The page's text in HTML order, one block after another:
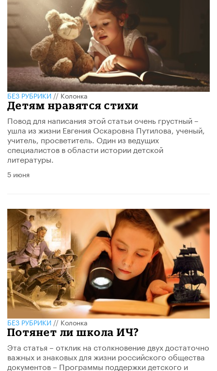
БЕЗ РУБРИКИ//Колонка
Детям нравятся стихи
Повод для написания этой статьи очень грустный –
ушла из жизни Евгения Оскаровна Путилова, ученый,
учитель, просветитель. Один из ведущих
специалистов в области истории детской
литературы.
5 июня
БЕЗ РУБРИКИ//Колонка
Потянет ли школа ИЧ?
Эта статья – отклик на столкновение двух достаточно
важных и знаковых для жизни российского общества
документов – Программы поддержки детского и